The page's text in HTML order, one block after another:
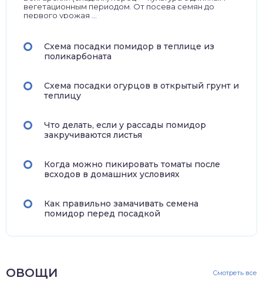
вегетационным периодом. От посева семян до
первого урожая ...
Схема посадки помидор в теплице из
поликарбоната
Схема посадки огурцов в открытый грунт и
теплицу
Что делать, если у рассады помидор
закручиваются листья
Когда можно пикировать томаты после
всходов в домашних условиях
Как правильно замачивать семена
помидор перед посадкой
ОВОЩИ Смотреть все